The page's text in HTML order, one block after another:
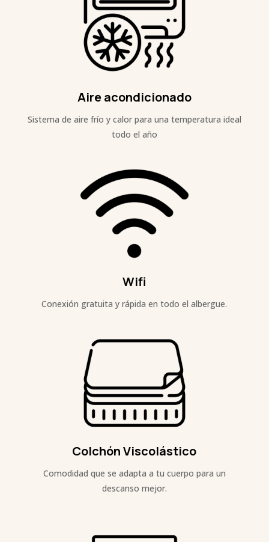
Aire acondicionado
Sistema de aire frío y calor para una temperatura ideal
todo el año
Wifi
Conexión gratuita y rápida en todo el albergue.
Colchón Viscolástico
Comodidad que se adapta a tu cuerpo para un
descanso mejor.